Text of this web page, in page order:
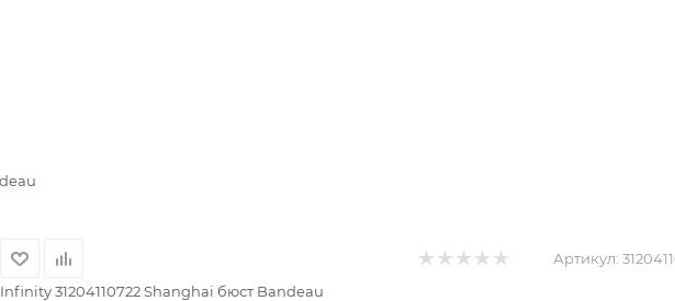
Артикул:
Infinity 31204110722 Shanghai бюст Bandeau